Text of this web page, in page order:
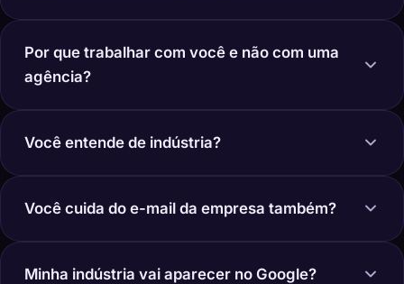
Por que trabalhar com você e não com uma
agência?
Você entende de indústria?
Você cuida do e-mail da empresa também?
Minha indústria vai aparecer no Google?